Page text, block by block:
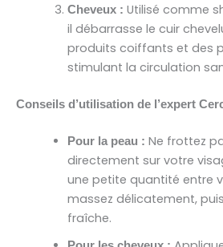
Cheveux : Utilisé comme
il débarrasse le cuir
produits coiffants et des
stimulant la circulation
Conseils d’utilisation de l’expert
Pour la peau : Ne frottez
directement sur votre
une petite quantité entre
massez délicatement,
fraîche.